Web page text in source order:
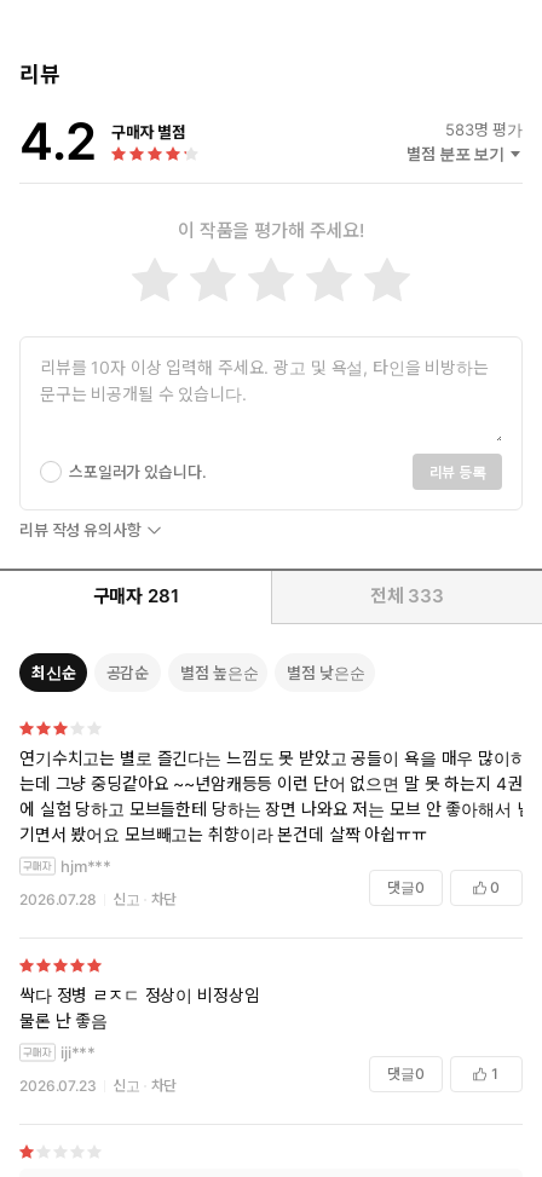
- “아주 잘 어울린다, 연우야. 좆집답게 더럽고 천박한 게 너랑 딱이
야.”
줄 테니 말해 봐. 어서.”
“널 부축해도 된다고? 지금 날 허락한 건가?”
압도적으로 높은 파장의 가이딩이란 그런 것이었다.
가이드를 아무리 증오하더라도 결국 을의 입장에서 바닥을 설설 길
수밖에 없게 되는 그런.
한지혁이 크게 가슴을 들썩였다. 날 죽일 수 없는 이 상황이 혐오스
러운 듯 얼굴을 일그러트리더니 내 목을 쥔 채로 거칠게 일으켜 세웠
다.
“우욱, 욱, 우!”
“이 창년이, 씨발, 우지유를, 우지유를!”
“지유가 너 때문에 죽었어. 죽었다고…….”
“연우야. 네 뒷보지 이번에 내가 완전히 찢어 줄게. 그러면 조금은 정
“다시는 그 더러운 입으로 우지유를 언급할 수 없게 구멍이란 구멍은
전부 망가트려 주겠다.”
그들이 완전히 돌아 버린 눈빛으로 이내 내 몸속에 좆을 거칠게 처박
기 시작했다.
‘……하아, 이거지.’
모두가 나한테만 집중하고 있는 상황. 황홀할 만큼 밀려드는 고통에
속으로 웃음을 삼켜 낸 나는 내 예상대로 움직이는 에스퍼들을 사랑
‘무슨 수를 써도 절대 안 놓아준다. 너희들.’
리뷰
4.2 구매자 별점 583명 평가
별점 분포 보기
이 작품을 평가해 주세요!
스포일러가 있습니다. 리뷰 등록
리뷰 작성 유의사항
구매자 281 전체 333
최신순 공감순 별점 높은순 별점 낮은순
연기수치고는 별로 즐긴다는 느낌도 못 받았고 공들이 욕을 매우 많이하
는데 그냥 중딩같아요 ~~년암캐등등 이런 단어 없으면 말 못 하는지 4권
에 실험 당하고 모브들한테 당하는 장면 나와요 저는 모브 안 좋아해서 넘
기면서 봤어요 모브빼고는 취향이라 본건데 살짝 아쉽ㅠㅠ
hjm***
2026.07.28 신고 차단
댓글0 0
싹다 정병 ㄹㅈㄷ 정상이 비정상임
물론 난 좋음
iji***
2026.07.23 신고 차단
댓글0 1